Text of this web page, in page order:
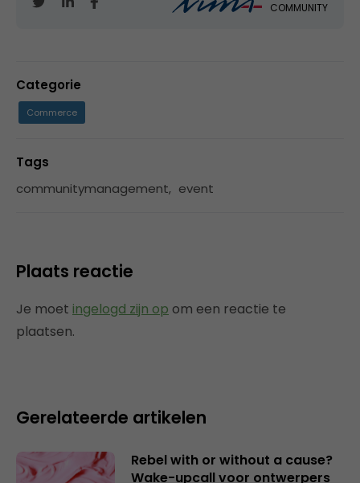
COMMUNITY
Categorie
Commerce
Tags
communitymanagement, event
Plaats reactie
Je moet ingelogd zijn op om een reactie te
plaatsen.
Gerelateerde artikelen
Rebel with or without a cause?
Wake-upcall voor ontwerpers